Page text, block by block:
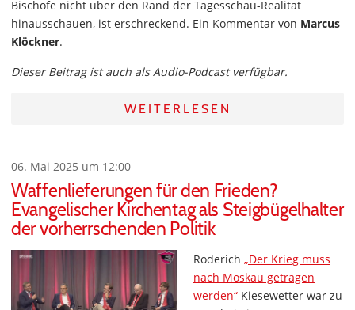
Bischöfe nicht über den Rand der Tagesschau-Realität
hinausschauen, ist erschreckend. Ein Kommentar von Marcus
Klöckner.
Dieser Beitrag ist auch als Audio-Podcast verfügbar.
WEITERLESEN
06. Mai 2025 um 12:00
Waffenlieferungen für den Frieden?
Evangelischer Kirchentag als Steigbügelhalter
der vorherrschenden Politik
Roderich „Der Krieg muss
nach Moskau getragen
werden“ Kiesewetter war zu